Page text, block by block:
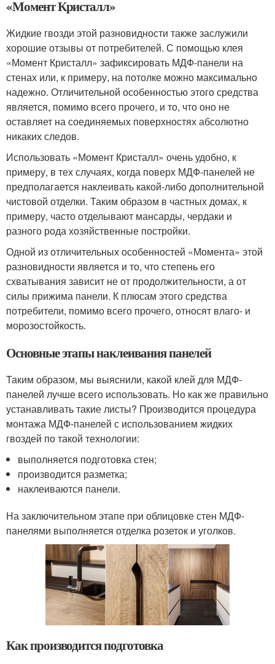
«Момент Кристалл»
Жидкие гвозди этой разновидности также заслужили
хорошие отзывы от потребителей. С помощью клея
«Момент Кристалл» зафиксировать МДФ-панели на
стенах или, к примеру, на потолке можно максимально
надежно. Отличительной особенностью этого средства
является, помимо всего прочего, и то, что оно не
оставляет на соединяемых поверхностях абсолютно
никаких следов.
Использовать «Момент Кристалл» очень удобно, к
примеру, в тех случаях, когда поверх МДФ-панелей не
предполагается наклеивать какой-либо дополнительной
чистовой отделки. Таким образом в частных домах, к
примеру, часто отделывают мансарды, чердаки и
разного рода хозяйственные постройки.
Одной из отличительных особенностей «Момента» этой
разновидности является и то, что степень его
схватывания зависит не от продолжительности, а от
силы прижима панели. К плюсам этого средства
потребители, помимо всего прочего, относят влаго- и
морозостойкость.
Основные этапы наклеивания панелей
Таким образом, мы выяснили, какой клей для МДФ-
панелей лучше всего использовать. Но как же правильно
устанавливать такие листы? Производится процедура
монтажа МДФ-панелей с использованием жидких
гвоздей по такой технологии:
выполняется подготовка стен;
производится разметка;
наклеиваются панели.
На заключительном этапе при облицовке стен МДФ-
панелями выполняется отделка розеток и уголков.
Как производится подготовка